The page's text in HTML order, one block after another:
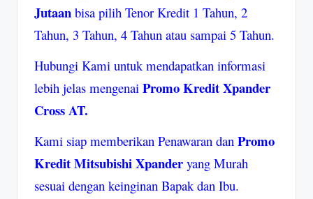
Jutaan bisa pilih Tenor Kredit 1 Tahun, 2
Tahun, 3 Tahun, 4 Tahun atau sampai 5 Tahun.
Hubungi Kami untuk mendapatkan informasi
lebih jelas mengenai Promo Kredit Xpander
Cross AT.
Kami siap memberikan Penawaran dan Promo
Kredit Mitsubishi Xpander yang Murah
sesuai dengan keinginan Bapak dan Ibu.